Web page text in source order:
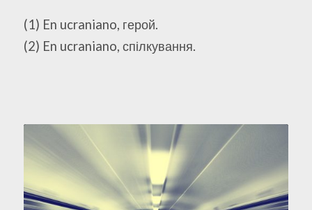
(1) En ucraniano, герой.
(2) En ucraniano, спілкування.